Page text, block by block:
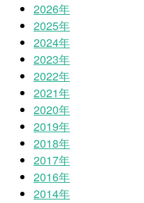
2026年
2025年
2024年
2023年
2022年
2021年
2020年
2019年
2018年
2017年
2016年
2014年